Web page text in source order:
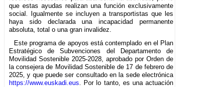
que estas ayudas realizan una función exclusivamente
social. Igualmente se incluyen a transportistas que les
haya sido declarada una incapacidad permanente
absoluta, total o una gran invalidez.
Este programa de apoyos está contemplado en el Plan
Estratégico de Subvenciones del Departamento de
Movilidad Sostenible 2025-2028, aprobado por Orden de
la consejera de Movilidad Sostenible de 17 de febrero de
2025, y que puede ser consultado en la sede electrónica
https://www.euskadi.eus . Por lo tanto, es una actuación